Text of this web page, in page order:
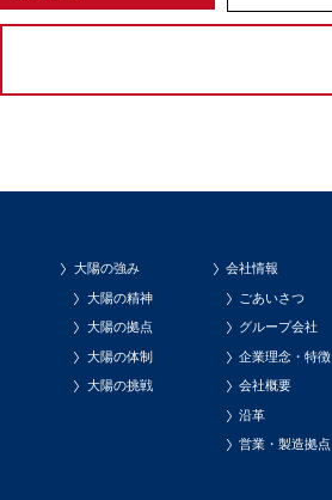
大陽の強み
大陽の精神
大陽の拠点
大陽の体制
大陽の挑戦
会社情報
ごあいさつ
グループ会社
企業理念・特徴
会社概要
沿革
営業・製造拠点